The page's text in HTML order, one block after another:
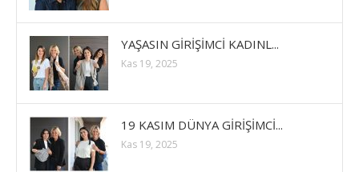
YAŞASIN GİRİŞİMCİ KADINL...
Kas 19, 2025
19 KASIM DÜNYA GİRİŞİMCİ...
Kas 19, 2025